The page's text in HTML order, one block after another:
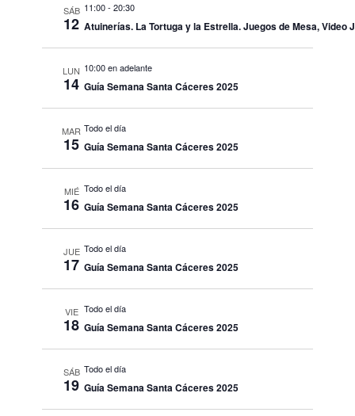
SÁB
12
11:00-20:30
Atuinerías. La Tortuga y la Estrella. Juegos de Mesa, Video
LUN
14
10:00 en adelante
Guía Semana Santa Cáceres 2025
MAR
15
Todo el día
Guía Semana Santa Cáceres 2025
MIÉ
16
Todo el día
Guía Semana Santa Cáceres 2025
JUE
17
Todo el día
Guía Semana Santa Cáceres 2025
VIE
18
Todo el día
Guía Semana Santa Cáceres 2025
SÁB
19
Todo el día
Guía Semana Santa Cáceres 2025